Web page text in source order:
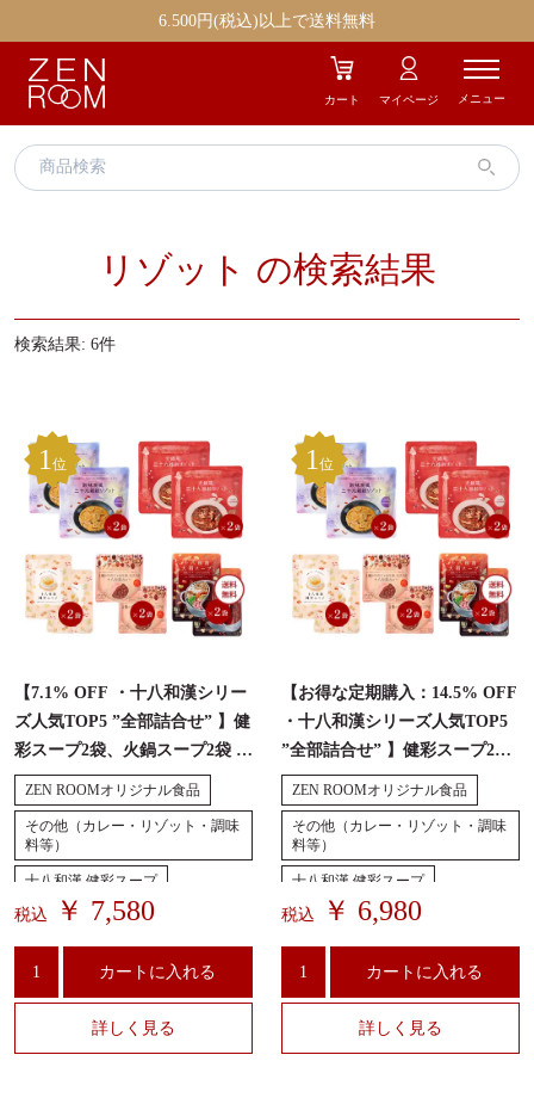
リゾット の検索結果
検索結果: 6件
1 位
【7.1% OFF ・十八和漢シリー
ズ人気TOP5 ”全部詰合せ” 】健
彩スープ2袋、火鍋スープ2袋 、
三十九雑穀火鍋リゾット2袋、
三十九雑穀酸辣湯リゾット2
袋、十八和漢カレー2袋
ZEN ROOMオリジナル食品
その他（カレー・リゾット・調味
料等）
十八和漢 健彩スープ
薬膳火鍋『十八和漢 火鍋スー
税込 ￥ 7,580
カートに入れる
詳しく見る
1 位
【お得な定期購入：14.5% OFF
・十八和漢シリーズ人気TOP5
”全部詰合せ” 】健彩スープ2
袋、火鍋スープ2袋 、三十九雑
穀火鍋リゾット2袋、三十九雑
穀酸辣湯リゾット2袋、十八和
漢カレー2袋
ZEN ROOMオリジナル食品
その他（カレー・リゾット・調味
料等）
十八和漢 健彩スープ
薬膳火鍋『十八和漢 火鍋スー
税込 ￥ 6,980
カートに入れる
詳しく見る
6.500円(税込)以上で送料無料
カート マイページ メニュー
エイジングケア ストレス
むくみ 冷え
疲労 美容
肌トラブル
ギフト商品
ZENROOMとは お知らせ
薬膳レシピ メディア掲載
薬膳・和漢の基本 ご利用ガイド
薬膳コラム お問合せ
通販のQ&A